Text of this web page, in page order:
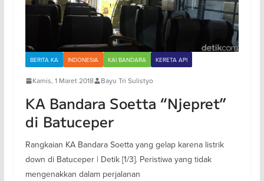
BERITA KA INDONESIA KAI BANDARA KERETA API
Kamis, 1 Maret 2018 Bayu Tri Sulistyo
KA Bandara Soetta “Njepret”
di Batuceper
Rangkaian KA Bandara Soetta yang gelap karena listrik
down di Batuceper | Detik [1/3]. Peristiwa yang tidak
mengenakkan dalam perjalanan